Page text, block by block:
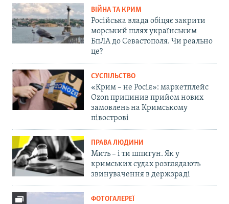
ВІЙНА ТА КРИМ
Російська влада обіцяє закрити
морський шлях українським
БпЛА до Севастополя. Чи реально
це?
СУСПІЛЬСТВО
«Крим – не Росія»: маркетплейс
Ozon припинив прийом нових
замовлень на Кримському
півострові
ПРАВА ЛЮДИНИ
Мить – і ти шпигун. Як у
кримських судах розглядають
звинувачення в держзраді
ФОТОГАЛЕРЕЇ